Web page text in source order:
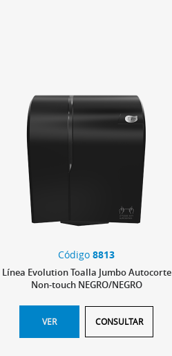
Código 8813
Línea Evolution Toalla Jumbo Autocorte
Non-touch NEGRO/NEGRO
VER CONSULTAR